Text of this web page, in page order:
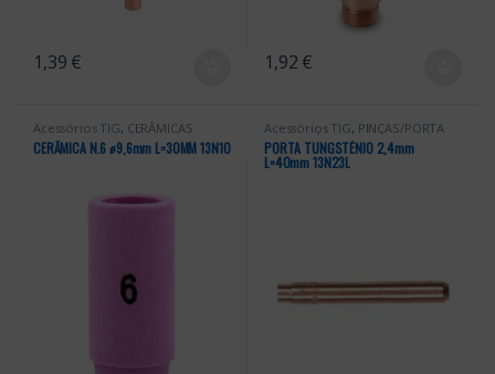
1,39 € 1,92 €
Acessórios TIG, CERÂMICAS
CERÂMICA N.6 ꬾ9,6mm L=30MM 13N10
Acessórios TIG, PINÇAS/PORTA
TUNGSTÉNIOS
PORTA TUNGSTÉNIO 2,4mm
L=40mm 13N23L